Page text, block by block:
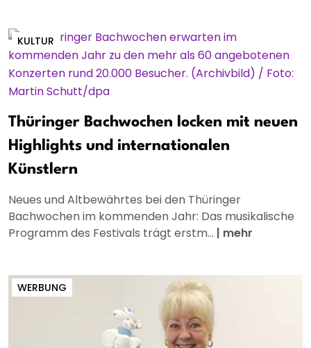
KULTUR
Thüringer Bachwochen locken mit neuen
Highlights und internationalen
Künstlern
Neues und Altbewährtes bei den Thüringer
Bachwochen im kommenden Jahr: Das musikalische
Programm des Festivals trägt erstm... | mehr
WERBUNG